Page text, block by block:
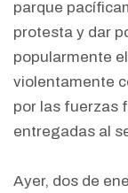
parque
protesta y dar
popularmente
violentamente
por las fuerzas
entregadas al
Ayer, dos de